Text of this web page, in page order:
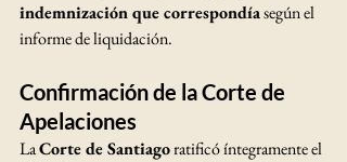
indemnización que correspondía según el
informe de liquidación.
Confirmación de la Corte de
Apelaciones
La Corte de Santiago ratificó íntegramente el